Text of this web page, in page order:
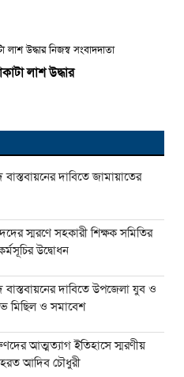
লাশ উদ্ধার
দাবিতে জামায়াতের
স্মরণে সহকারী শিক্ষক সমিতির
উদ্বোধন
দাবিতে উপজেলা যুব ও
মিছিল ও সমাবেশ
আত্মত্যাগ ইতিহাসে স্মরণীয়
আদিব চৌধুরী